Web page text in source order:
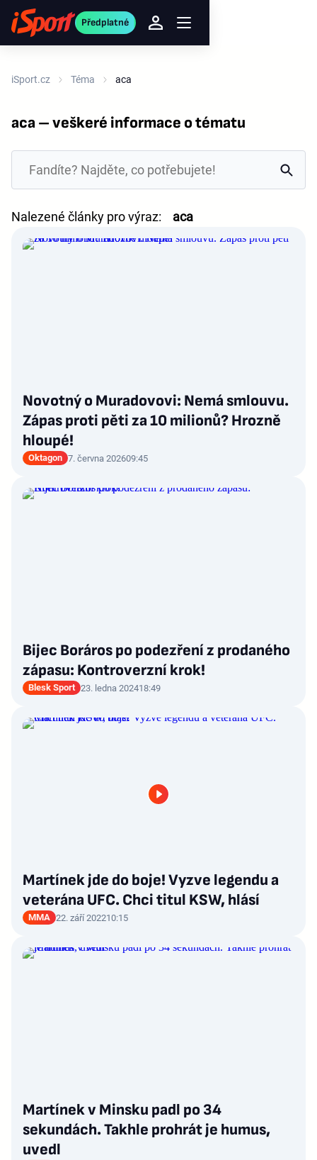
Předplatné
iSport.cz Téma aca
aca – veškeré informace o tématu
Nalezené články pro výraz: aca
Novotný o Muradovovi: Nemá smlouvu.
Zápas proti pěti za 10 milionů? Hrozně
hloupé!
Oktagon 7. června 202609:45
Bijec Boráros po podezření z prodaného
zápasu: Kontroverzní krok!
Blesk Sport 23. ledna 202418:49
Martínek jde do boje! Vyzve legendu a
veterána UFC. Chci titul KSW, hlásí
MMA 22. září 202210:15
Martínek v Minsku padl po 34
sekundách. Takhle prohrát je humus,
uvedl